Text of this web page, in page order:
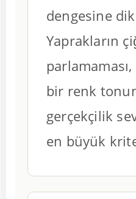
dengesine
Yaprakların
bir renk
gerçekçilik
en büyük